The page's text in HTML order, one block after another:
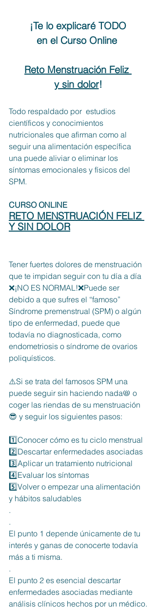
¡Te lo explicaré TODO
en el Curso Online
Reto Menstruación Feliz
y sin dolor!
Todo respaldado por  estudios
científicos y conocimientos
nutricionales que afirman como al
seguir una alimentación específica
una puede aliviar o eliminar los
síntomas emocionales y físicos del
SPM.
CURSO ONLINE
RETO MENSTRUACIÓN FELIZ
Y SIN DOLOR
Tener fuertes dolores de menstruación
que te impidan seguir con tu día a día
❌¡NO ES NORMAL!❌Puede ser
debido a que sufres el “famoso”
Síndrome premenstrual (SPM) o algún
tipo de enfermedad, puede que
todavía no diagnosticada, como
endometriosis o síndrome de ovarios
poliquísticos.
⚠️Si se trata del famosos SPM una
puede seguir sin haciendo nada📛 o
coger las riendas de su menstruación
😎 y seguir los siguientes pasos:
1️⃣Conocer cómo es tu ciclo menstrual
2️⃣Descartar enfermedades asociadas
3️⃣Aplicar un tratamiento nutricional
4️⃣Evaluar los síntomas
5️⃣Volver o empezar una alimentación
y hábitos saludables
.
.
El punto 1 depende únicamente de tu
interés y ganas de conocerte todavía
más a ti misma.
.
El punto 2 es esencial descartar
enfermedades asociadas mediante
análisis clínicos hechos por un médico.